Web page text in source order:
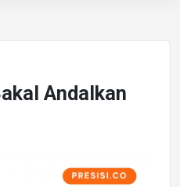
Andalkan